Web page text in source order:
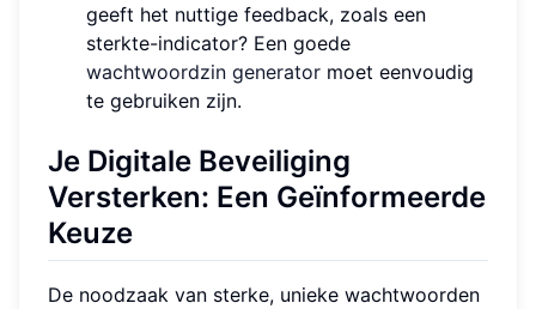
geeft het nuttige feedback, zoals een
sterkte-indicator? Een goede
wachtwoordzin generator moet eenvoudig
te gebruiken zijn.
Je Digitale Beveiliging
Versterken: Een Geïnformeerde
Keuze
De noodzaak van sterke, unieke wachtwoorden